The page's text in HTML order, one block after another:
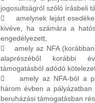
jogosultságról szóló írásbeli
 amelynek lejárt
kivéve, ha számára a
engedélyezett,
 amely az NFA (korábban:
alaprészéből korábbi
támogatásból adódó
 amely az NFA-ból a
három évben a pályázatban
beruházási